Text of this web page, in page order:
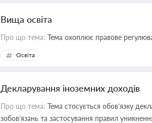
Вища освіта
Про що тема: Тема охоплює правове
Освіта
Декларування іноземних доходів
Про що тема: Тема стосується обов’язку
зобов’язань та застосування правил